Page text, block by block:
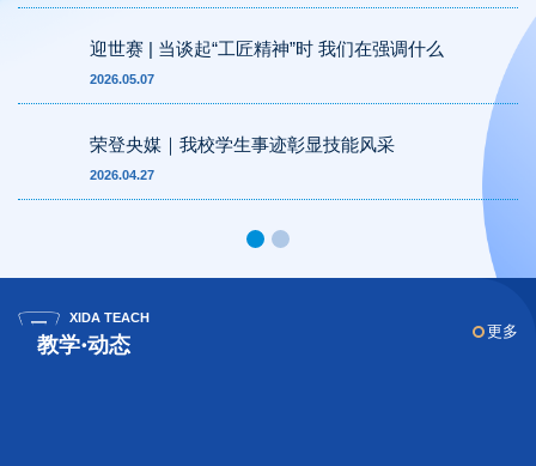
迎世赛 | 当谈起“工匠精神”时 我们在强调什么
2026.05.07
荣登央媒｜我校学生事迹彰显技能风采
2026.04.27
XIDA TEACH
教学·动态
更多